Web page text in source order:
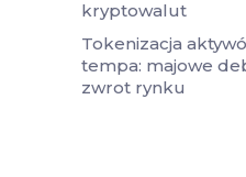
kryptowalut
Tokenizacja
tempa: majowe
zwrot rynku